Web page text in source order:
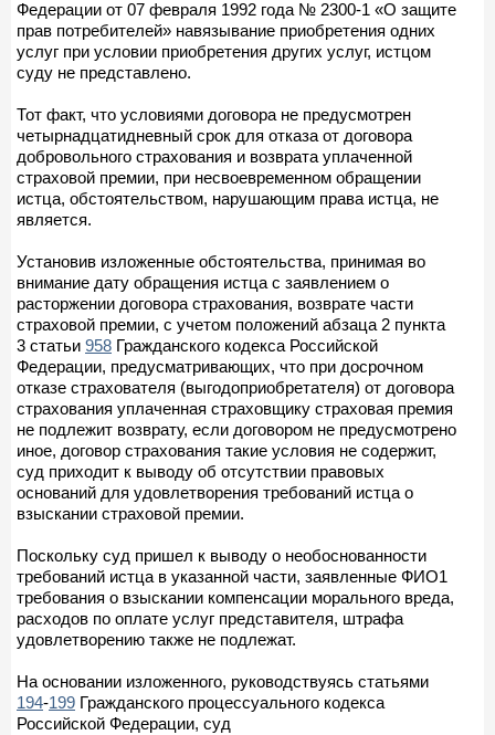
Федерации от 07 февраля 1992 года № 2300-1 «О защите
прав потребителей» навязывание приобретения одних
услуг при условии приобретения других услуг, истцом
суду не представлено.
Тот факт, что условиями договора не предусмотрен
четырнадцатидневный срок для отказа от договора
добровольного страхования и возврата уплаченной
страховой премии, при несвоевременном обращении
истца, обстоятельством, нарушающим права истца, не
является.
Установив изложенные обстоятельства, принимая во
внимание дату обращения истца с заявлением о
расторжении договора страхования, возврате части
страховой премии, с учетом положений абзаца 2 пункта
3 статьи 958 Гражданского кодекса Российской
Федерации, предусматривающих, что при досрочном
отказе страхователя (выгодоприобретателя) от договора
страхования уплаченная страховщику страховая премия
не подлежит возврату, если договором не предусмотрено
иное, договор страхования такие условия не содержит,
суд приходит к выводу об отсутствии правовых
оснований для удовлетворения требований истца о
взыскании страховой премии.
Поскольку суд пришел к выводу о необоснованности
требований истца в указанной части, заявленные ФИО1
требования о взыскании компенсации морального вреда,
расходов по оплате услуг представителя, штрафа
удовлетворению также не подлежат.
На основании изложенного, руководствуясь статьями
194-199 Гражданского процессуального кодекса
Российской Федерации, суд